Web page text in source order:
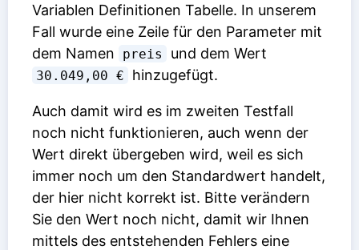
Variablen Definitionen Tabelle. In unserem
Fall wurde eine Zeile für den Parameter mit
dem Namen
preis und dem Wert
30.049,00 € hinzugefügt.
Auch damit wird es im zweiten Testfall
noch nicht funktionieren, auch wenn der
Wert direkt übergeben wird, weil es sich
immer noch um den Standardwert handelt,
der hier nicht korrekt ist. Bitte verändern
Sie den Wert noch nicht, damit wir Ihnen
mittels des entstehenden Fehlers eine